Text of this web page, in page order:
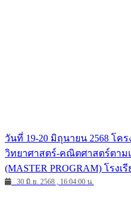
วันที่ 19-20 มิถุนายน 2568 โค
วิทยาศาสตร์-คณิตศาสตร์ตาม
(MASTER PROGRAM) โรงเ
30 มิ.ย. 2568 , 16:04:00 น.